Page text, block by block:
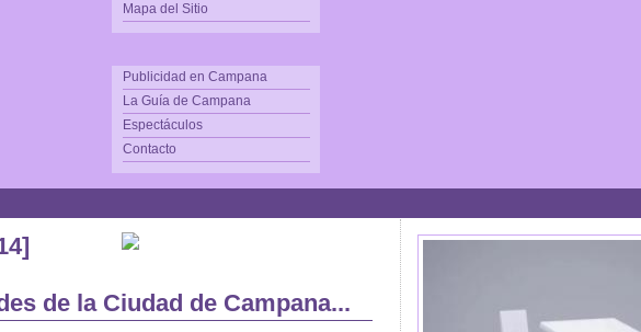
Mapa del Sitio
Publicidad en Campana
La Guía de Campana
Espectáculos
Contacto
de la Ciudad de Campana...